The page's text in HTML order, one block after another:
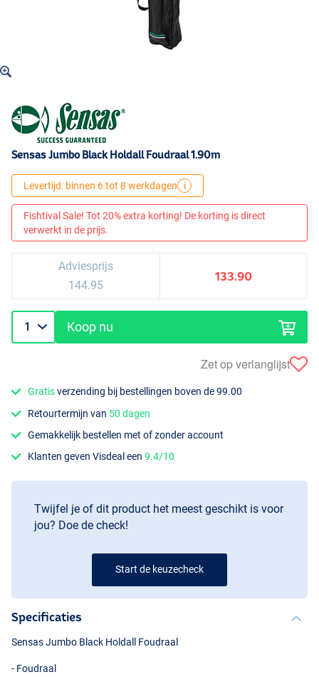
Sensas Jumbo Black Holdall Foudraal 1.90m
Levertijd: binnen 6 tot 8 werkdagen i
Fishtival Sale! Tot 20% extra korting! De korting is direct
verwerkt in de prijs.
Adviesprijs
144.95
133.90
Koop nu
Zet op verlanglijst
Gratisverzending bij bestellingen boven de 99.00
Retourtermijn van 50 dagen
Gemakkelijk bestellen met of zonder account
Klanten geven Visdeal een9.4/10
Twijfel je of dit product het meest geschikt is voor
jou? Doe de check!
Start de keuzecheck
Specificaties
Sensas Jumbo Black Holdall Foudraal
- Foudraal